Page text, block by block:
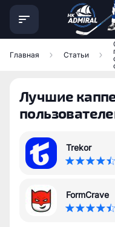
Главная Статьи
Лучшие
Trekor
FormCrave